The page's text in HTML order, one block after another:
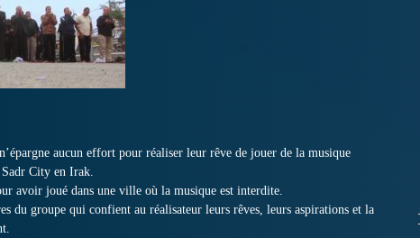
aucun effort pour réaliser leur rêve de jouer de la musique
City en Irak.
avoir joué dans une ville où la musique est interdite.
du groupe qui confient au réalisateur leurs rêves, leurs aspirations et la